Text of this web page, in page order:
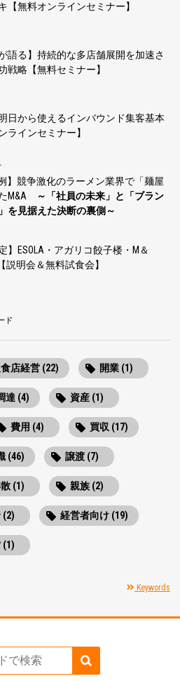
【無料オンラインセミナー】
語る】持続的な多店舗展開を加速さ
戦略【無料セミナー】
日から使えるインバウンド集客基本
ラインセミナー】
】競争激化のラーメン業界で「麺屋
M&A
～「社員の未来」と「ブラン
を見据えた決断の裏側～
】ESOLA・アガリコ餃子楼・M＆
説明会＆無料試食会】
ド
店経営 (22) 開業 (1)
達 (4) 資産 (1)
費用 (4) 買収 (17)
(46) 譲渡 (7)
(1) 親族 (2)
(2) 経営者向け (19)
(1)
Keywords